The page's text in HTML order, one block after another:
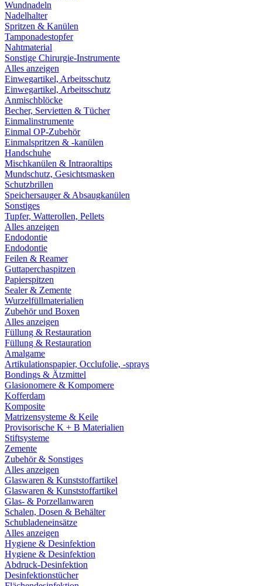
Wundnadeln
Nadelhalter
Spritzen & Kanülen
Tamponadestopfer
Nahtmaterial
Sonstige Chirurgie-Instrumente
Alles anzeigen
Einwegartikel, Arbeitsschutz
Einwegartikel, Arbeitsschutz
Anmischblöcke
Becher, Servietten & Tücher
Einmalinstrumente
Einmal OP-Zubehör
Einmalspritzen & -kanülen
Handschuhe
Mischkanülen & Intraoraltips
Mundschutz, Gesichtsmasken
Schutzbrillen
Speichersauger & Absaugkanülen
Sonstiges
Tupfer, Watterollen, Pellets
Alles anzeigen
Endodontie
Endodontie
Feilen & Reamer
Guttaperchaspitzen
Papierspitzen
Sealer & Zemente
Wurzelfüllmaterialien
Zubehör und Boxen
Alles anzeigen
Füllung & Restauration
Füllung & Restauration
Amalgame
Artikulationspapier, Occlufolie, -sprays
Bondings & Ätzmittel
Glasionomere & Kompomere
Kofferdam
Komposite
Matrizensysteme & Keile
Provisorische K + B Materialien
Stiftsysteme
Zemente
Zubehör & Sonstiges
Alles anzeigen
Glaswaren & Kunststoffartikel
Glaswaren & Kunststoffartikel
Glas- & Porzellanwaren
Schalen, Dosen & Behälter
Schubladeneinsätze
Alles anzeigen
Hygiene & Desinfektion
Hygiene & Desinfektion
Abdruck-Desinfektion
Desinfektionstücher